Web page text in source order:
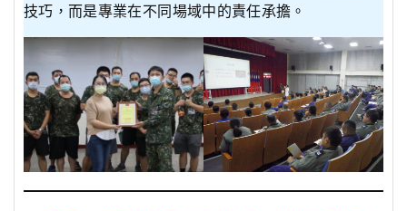
技巧，而是專業在不同場域中的責任承擔。